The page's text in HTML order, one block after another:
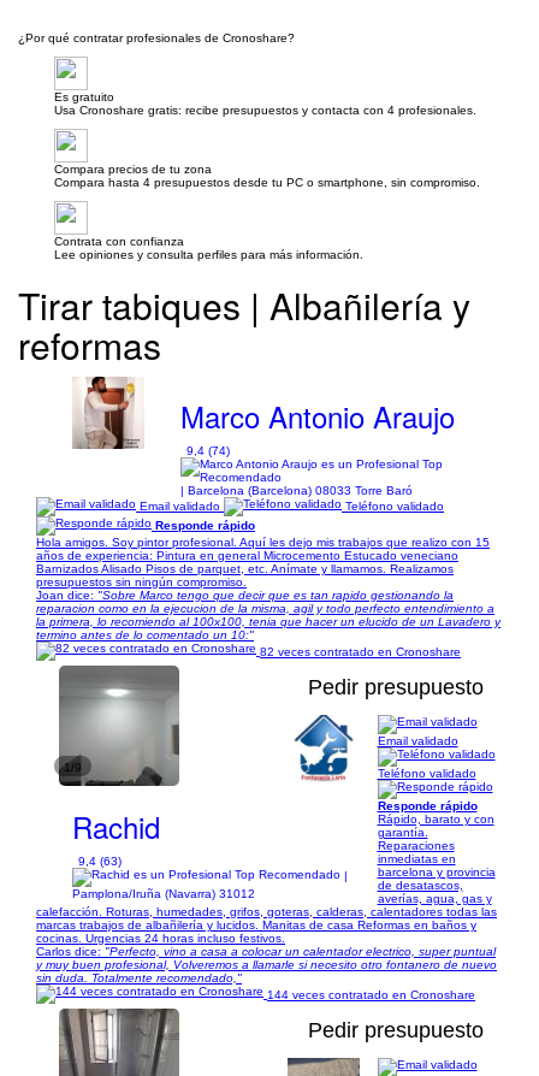
¿Por qué contratar profesionales de Cronoshare?
Es gratuito
Usa Cronoshare gratis: recibe presupuestos y contacta con 4 profesionales.
Compara precios de tu zona
Compara hasta 4 presupuestos desde tu PC o smartphone, sin compromiso.
Contrata con confianza
Lee opiniones y consulta perfiles para más información.
Tirar tabiques | Albañilería y
reformas
Marco Antonio Araujo
9,4 (74)
| Barcelona (Barcelona) 08033 Torre Baró
Email validado
Teléfono validado
Responde rápido
Hola amigos. Soy pintor profesional. Aquí les dejo mis trabajos que realizo con 15
años de experiencia: Pintura en general Microcemento Estucado veneciano
Barnizados Alisado Pisos de parquet, etc. Anímate y llamamos. Realizamos
presupuestos sin ningún compromiso.
Joan dice: "Sobre Marco tengo que decir que es tan rapido gestionando la
reparacion como en la ejecucion de la misma, agil y todo perfecto entendimiento a
la primera, lo recomiendo al 100x100, tenia que hacer un elucido de un Lavadero y
termino antes de lo comentado un 10:"
82 veces contratado en Cronoshare
1/9
Pedir presupuesto
Rachid
9,4 (63)
|
Pamplona/Iruña (Navarra) 31012
Email validado
Teléfono validado
Responde rápido
Rápido, barato y con
garantía.
Reparaciones
inmediatas en
barcelona y provincia
de desatascos,
averías, agua, gas y
calefacción. Roturas, humedades, grifos, goteras, calderas, calentadores todas las
marcas trabajos de albañilería y lucidos. Manitas de casa Reformas en baños y
cocinas. Urgencias 24 horas incluso festivos.
Carlos dice: "Perfecto, vino a casa a colocar un calentador electrico, super puntual
y muy buen profesional, Volveremos a llamarle si necesito otro fontanero de nuevo
sin duda. Totalmente recomendado,"
144 veces contratado en Cronoshare
Pedir presupuesto